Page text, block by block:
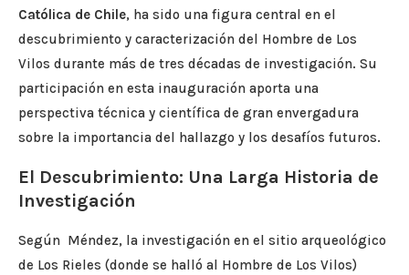
Católica de Chile, ha sido una figura central en el
descubrimiento y caracterización del Hombre de Los
Vilos durante más de tres décadas de investigación. Su
participación en esta inauguración aporta una
perspectiva técnica y científica de gran envergadura
sobre la importancia del hallazgo y los desafíos futuros.
El Descubrimiento: Una Larga Historia de
Investigación
Según Méndez, la investigación en el sitio arqueológico
de Los Rieles (donde se halló al Hombre de Los Vilos)